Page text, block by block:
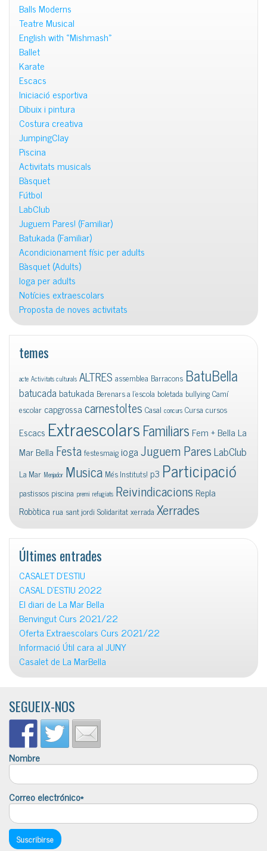
Balls Moderns
Teatre Musical
English with «Mishmash»
Ballet
Karate
Escacs
Iniciació esportiva
Dibuix i pintura
Costura creativa
JumpingClay
Piscina
Activitats musicals
Bàsquet
Fútbol
LabClub
Juguem Pares! (Familiar)
Batukada (Familiar)
Acondicionament físic per adults
Bàsquet (Adults)
Ioga per adults
Notícies extraescolars
Proposta de noves activitats
temes
acte Activitats culturals ALTRES assemblea Barracons BatuBella
batucadabatukada Berenars a l'escola boletada bullyingCamí
escolar capgrossacarnestoltes Casal concurs Cursa cursos
Escacs ExtraescolarsFamiliars Fem + Bella La
Mar Bella FestafestesmaigiogaJuguem ParesLabClub
La Mar Menjador Musica Més Instituts! p3 Participació
pastissos piscina premi refugiats Reivindicacions Repla
Robòtica rua sant jordi Solidaritatxerrada Xerrades
Últimes entrades
CASALET D’ESTIU
CASAL D’ESTIU 2022
El diari de La Mar Bella
Benvingut Curs 2021/22
Oferta Extraescolars Curs 2021/22
Informació Útil cara al JUNY
Casalet de La MarBella
SEGUEIX-NOS
Nombre
Correo electrónico*